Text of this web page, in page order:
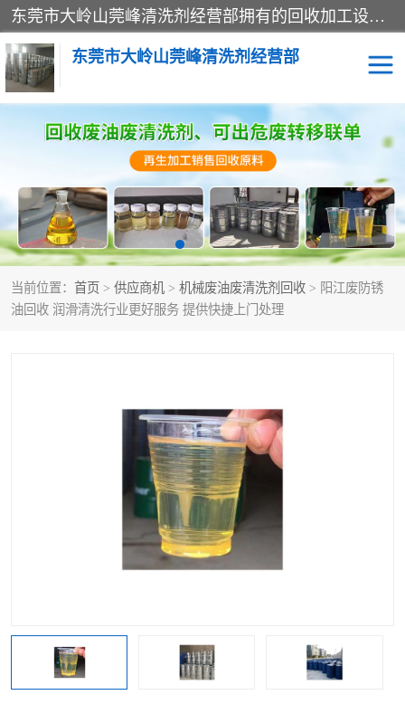
东莞市大岭山莞峰清洗剂经营部拥有的回收加工设备，大量废油回收、废清洗剂回收、废溶剂油回收、机械废油废清洗剂回收、废碳氢回收、碳氢液压油回收、碳氢二氯回收等废清洗剂处理；我们只是提供废旧化工原料的循环使用存放点，执行正规的存放，有正规的回收资质处理。同时我们公司批发零售回收级清洗剂，脱模油再生基础油，质量保证。
东莞市大岭山莞峰清洗剂经营部
当前位置： 首页 > 供应商机 > 机械废油废清洗剂回收 > 阳江废防锈
油回收 润滑清洗行业更好服务 提供快捷上门处理
废清洗剂回收
废溶剂油回收 机械废油废清洗剂回收
废碳氢回收 碳氢液压油回收
碳氢二氯回收 回收废三四氯乙烯
上门回收废清洗剂